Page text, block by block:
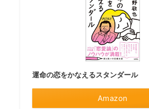
運命の恋をかなえるスタンダール
Amazon